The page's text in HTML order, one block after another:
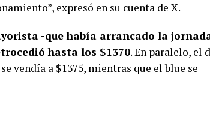
expresó en su cuenta de X.
-que había arrancado la
hasta los $1370. En paralelo, el
vendía a $1375, mientras que el blue se